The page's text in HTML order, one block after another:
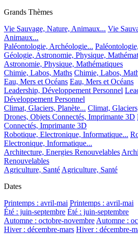
Grands Thèmes
Vie Sauvage, Nature, Animaux... Vie
Animaux...
Paléontologie, Archéologie...
Géologie, Astronomie, Physique,
Astronomie, Physique, Mathématiques
Chimie, Labos, Maths Chimie, Labos,
Eau, Mers et Océans Eau, Mers et Océans
Leadership, Développement Personnel
Développement Personnel
Climat, Glaciers, Planète... Climat,
Drones, Objets Connectés, Imprimante 3D
Connectés, Imprimante 3D
Robotique, Electronique, Informatique...
Electronique, Informatique...
Architecture, Energies Renouvelables
Renouvelables
Agriculture, Santé Agriculture, Santé
Dates
Printemps : avril-mai Printemps : avril-mai
Été : juin-septembre Été : juin-septembre
Automne : octobre-novembre Automne :
Hiver : décembre-mars Hiver : décembre-